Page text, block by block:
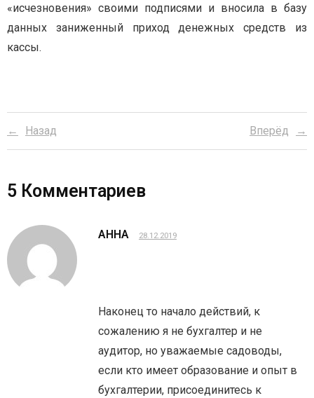
«исчезновения» своими подписями и вносила в базу
данных заниженный приход денежных средств из
кассы.
Назад Вперёд
5 Комментариев
АННА 28.12.2019
Наконец то начало действий, к
сожалению я не бухгалтер и не
аудитор, но уважаемые садоводы,
если кто имеет образование и опыт в
бухгалтерии, присоединитесь к